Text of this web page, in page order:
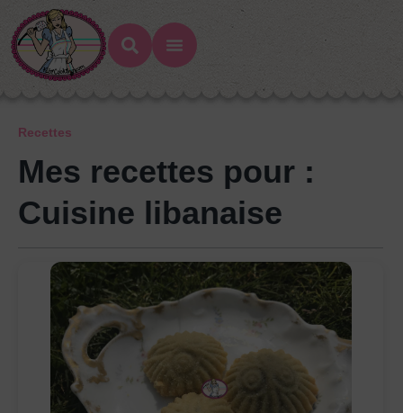
Recettes
Mes recettes pour :
Cuisine libanaise